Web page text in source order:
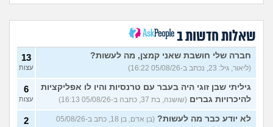
מנהל רשת בחיל התקשוב או
לוחם הגנה אווירית?
בן 19)
שתי אופציות קשות לפני
השירות בצה"ל (ניצן, בן 18)
2
עצות
התנשקתי עם מישהו מהבסיס
מרגישה לגבי זה (תמר, בת 20)
6
שאלות חדשות ב
חברה שלי חושבת שאני קמצן, מה לעשות?
(ליאור, גיל: 23, נכתב ב-05/08/26 16:22)
13
עצות
גיליתי שבן זוגי היה בעבר עם טרנסיות והיו לו אפליקציות
להיכרויות גברים (שושנה, בת 37, כתבה ב-05/08/26 16:13)
6
עצות
לא יודע כבר מה לעשות? (בן אדם, בן 18, כתב ב-05/08/26 2